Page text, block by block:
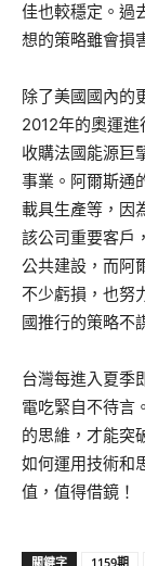
佳也較穩定。過
想的策略雖會損
除了美國國內的
2012年的奧運進
收購法國能源巨
事業。阿爾斯通
載具生產等，因
該公司重要客戶
公共建設，而阿
不少虧損，也努
國推行的策略不
台灣每進入夏季
電吃緊自不待言
的思維，才能突
如何運用技術和
值，值得借鏡！
關鍵字 1159期